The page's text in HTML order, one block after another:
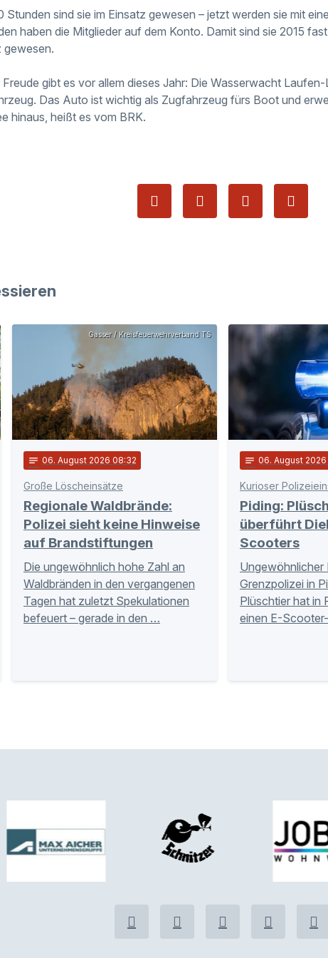
Stunden sind sie im Einsatz gewesen – jetzt werden sie mit
haben die Mitglieder auf dem Konto. Damit sind sie 2015
gewesen.
Freude gibt es vor allem dieses Jahr: Die Wasserwacht
Das Auto ist wichtig als Zugfahrzeug fürs Boot und
hinaus, heißt es vom BRK.
Gasser / Kreisfeuerwehrverband TS
notes 06. August 2026 08:32
Große Löscheinsätze
Regionale Waldbrände:
Polizei sieht keine Hinweise
auf Brandstiftungen
Die ungewöhnlich hohe Zahl an
Waldbränden in den vergangenen
Tagen hat zuletzt Spekulationen
befeuert – gerade in den …
notes 06. August
Kurioser
Piding:
überführt
Scooters
Ungewöhnlicher
Grenzpolizei in
Plüschtier hat in
einen E-